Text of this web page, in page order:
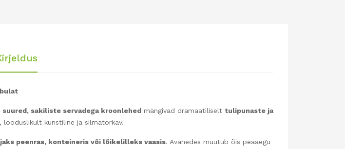
suured, sakiliste servadega kroonlehed mängivad dramaatiliselt tulipunaste ja
looduslikult kunstiline ja silmatorkav.
peenras, konteineris või lõikelilleks vaasis. Avanedes muutub õis peaaegu